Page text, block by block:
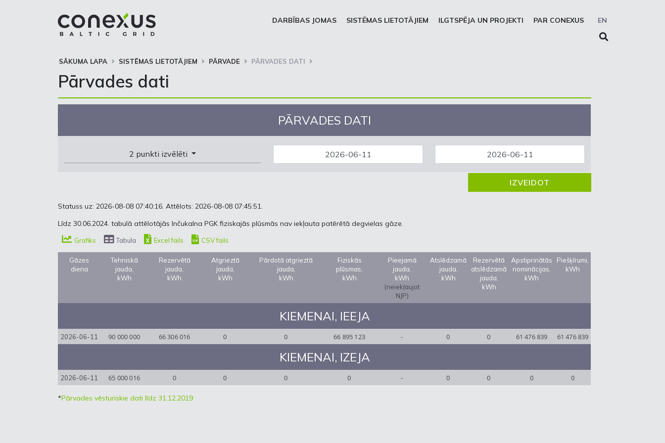
EN
DARBĪBAS JOMAS SISTĒMAS LIETOTĀJIEM ILGTSPĒJA UN PROJEKTI PAR CONEXUS
SĀKUMA LAPA SISTĒMAS LIETOTĀJIEM PĀRVADE PĀRVADES DATI
Pārvades dati
PĀRVADES DATI
2 punkti izvēlēti
Statuss uz: 2026-08-08 07:40:16. Attēlots: 2026-08-08 07:45:51.
Līdz 30.06.2024. tabulā attēlotājās Inčukalna PGK fiziskajās plūsmās nav iekļauta patērētā degvielas gāze.
Grafiks Tabula Excel fails CSV fails
Gāzes
diena
Tehniskā
jauda,
kWh
Rezervētā
jauda,
kWh
Atgrieztā
jauda,
kWh
Pārdotā atgrieztā
jauda,
kWh
Fiziskās
plūsmas,
kWh
Pieejamā
jauda,
kWh
(neiekļaujot
NJP)
Atslēdzamā
jauda,
kWh
Rezervētā
atslēdzamā
jauda,
kWh
Apstiprinātās
nominācijas,
kWh
Piešķīrumi,
kWh
KIEMENAI, IEEJA
2026-06-11 90 000 000 66 306 016 0 0 66 895 123 - 0 0 61 476 839 61 476 839
KIEMENAI, IZEJA
2026-06-11 65 000 016 0 0 0 0 - 0 0 0 0
*Pārvades vēsturiskie dati līdz 31.12.2019